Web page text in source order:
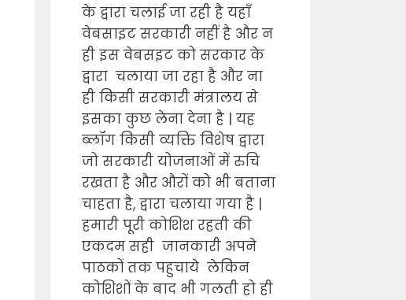
के द्वारा चलाई जा रही है यहाँ
वेबसाइट सरकारी नहीं है और न
ही इस वेबसइट को सरकार के
द्वारा चलाया जा रहा है और ना
ही किसी सरकारी मंत्रालय से
इसका कुछ लेना देना है | यह
ब्लॉग किसी व्यक्ति विशेष द्वारा
जो सरकारी योजनाओं में रुचि
रखता है और औरों को भी बताना
चाहता है, द्वारा चलाया गया है |
हमारी पूरी कोशिश रहती की
एकदम सही जानकारी अपने
पाठकों तक पहुचाये लेकिन
कोशिशों के बाद भी गलती हो ही